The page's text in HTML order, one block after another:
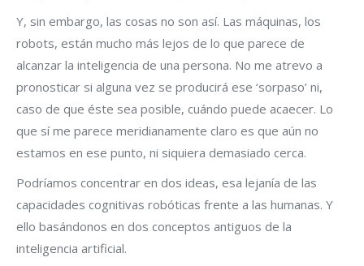
Y, sin embargo, las cosas no son así. Las máquinas, los
robots, están mucho más lejos de lo que parece de
alcanzar la inteligencia de una persona. No me atrevo a
pronosticar si alguna vez se producirá ese ‘sorpaso’ ni,
caso de que éste sea posible, cuándo puede acaecer. Lo
que sí me parece meridianamente claro es que aún no
estamos en ese punto, ni siquiera demasiado cerca.
Podríamos concentrar en dos ideas, esa lejanía de las
capacidades cognitivas robóticas frente a las humanas. Y
ello basándonos en dos conceptos antiguos de la
inteligencia artificial.